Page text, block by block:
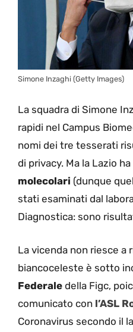
Simone Inzaghi (Getty Images)
La squadra di Simone
rapidi nel Campus
nomi dei tre tesserati
di privacy. Ma la Lazio
molecolari (dunque
stati esaminati dal
Diagnostica: sono
La vicenda non riesce a
biancoceleste è sotto
Federale della Figc,
comunicato con l’ASL
Coronavirus secondo il